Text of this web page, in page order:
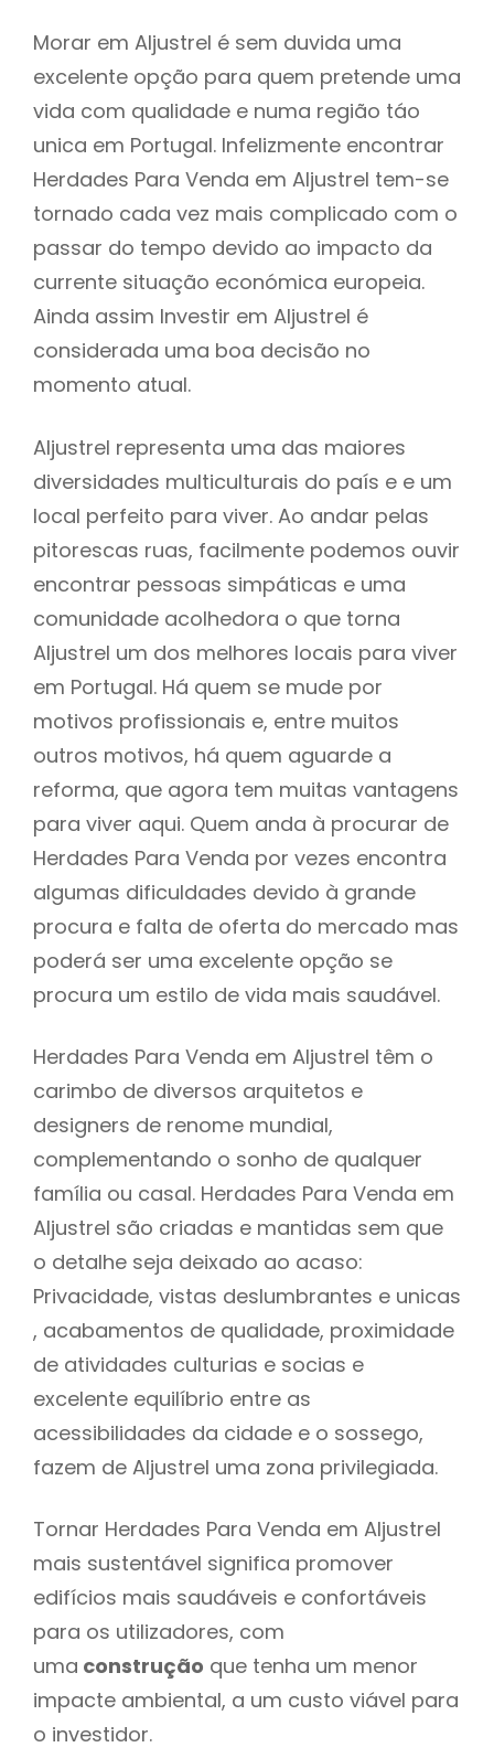
Morar em Aljustrel é sem duvida uma
excelente opção para quem pretende uma
vida com qualidade e numa região táo
unica em Portugal. Infelizmente encontrar
Herdades Para Venda em Aljustrel tem-se
tornado cada vez mais complicado com o
passar do tempo devido ao impacto da
currente situação económica europeia.
Ainda assim Investir em Aljustrel é
considerada uma boa decisão no
momento atual.
Aljustrel representa uma das maiores
diversidades multiculturais do país e e um
local perfeito para viver. Ao andar pelas
pitorescas ruas, facilmente podemos ouvir
encontrar pessoas simpáticas e uma
comunidade acolhedora o que torna
Aljustrel um dos melhores locais para viver
em Portugal. Há quem se mude por
motivos profissionais e, entre muitos
outros motivos, há quem aguarde a
reforma, que agora tem muitas vantagens
para viver aqui. Quem anda à procurar de
Herdades Para Venda por vezes encontra
algumas dificuldades devido à grande
procura e falta de oferta do mercado mas
poderá ser uma excelente opção se
procura um estilo de vida mais saudável.
Herdades Para Venda em Aljustrel têm o
carimbo de diversos arquitetos e
designers de renome mundial,
complementando o sonho de qualquer
família ou casal. Herdades Para Venda em
Aljustrel são criadas e mantidas sem que
o detalhe seja deixado ao acaso:
Privacidade, vistas deslumbrantes e unicas
, acabamentos de qualidade, proximidade
de atividades culturias e socias e
excelente equilíbrio entre as
acessibilidades da cidade e o sossego,
fazem de Aljustrel uma zona privilegiada.
Tornar Herdades Para Venda em Aljustrel
mais sustentável significa promover
edifícios mais saudáveis e confortáveis
para os utilizadores, com
uma construção que tenha um menor
impacte ambiental, a um custo viável para
o investidor.